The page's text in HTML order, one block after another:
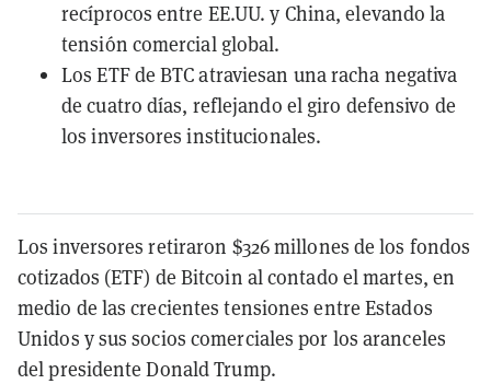
recíprocos entre EE.UU. y China, elevando la
tensión comercial global.
Los ETF de BTC atraviesan una racha negativa
de cuatro días, reflejando el giro defensivo de
los inversores institucionales.
Los inversores retiraron $326 millones de los fondos
cotizados (ETF) de Bitcoin al contado el martes, en
medio de las crecientes tensiones entre Estados
Unidos y sus socios comerciales por los aranceles
del presidente Donald Trump.